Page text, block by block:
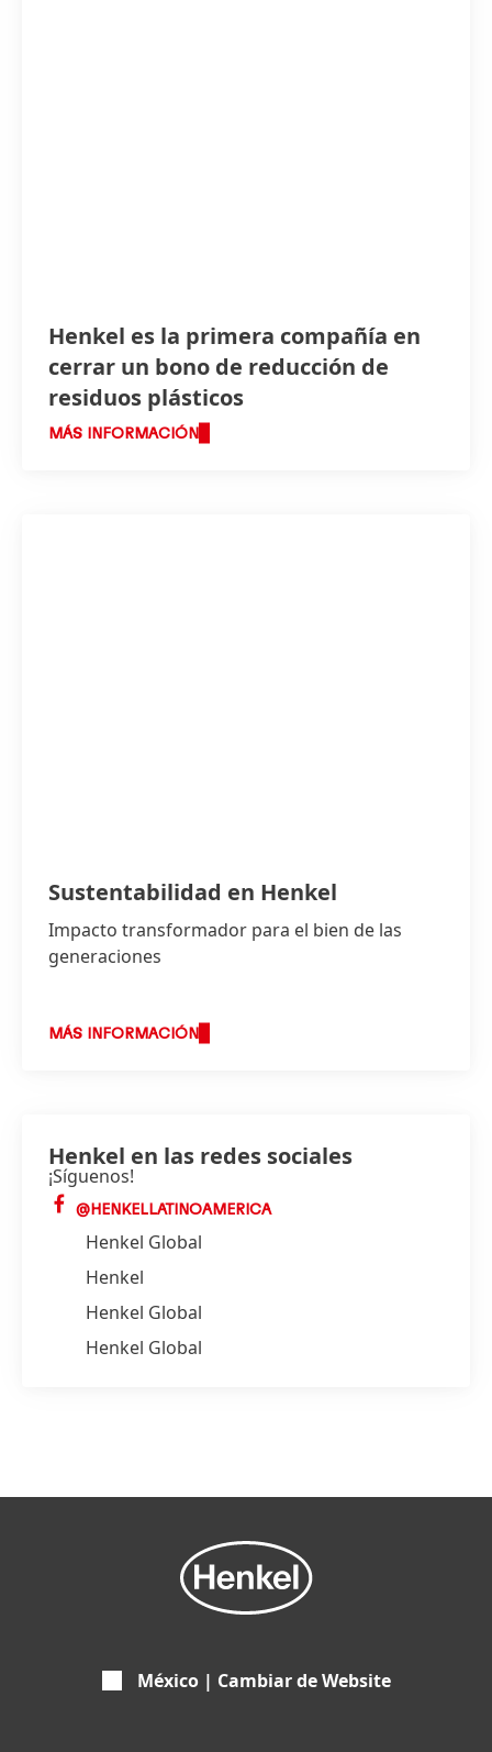
Henkel es la primera compañía en
cerrar un bono de reducción de
residuos plásticos
MÁS INFORMACIÓN
Sustentabilidad en Henkel
Impacto transformador para el bien de las
generaciones
MÁS INFORMACIÓN
Henkel en las redes sociales
¡Síguenos!
@HENKELLATINOAMERICA
Henkel Global
Henkel
Henkel Global
Henkel Global
México | Cambiar de Website